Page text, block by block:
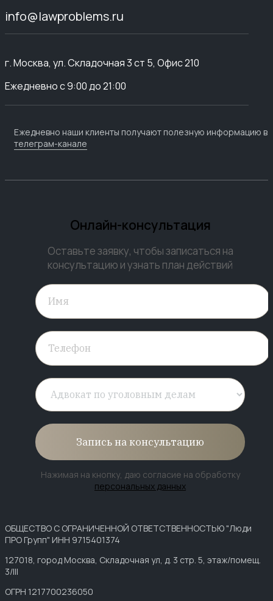
info@lawproblems.ru
г. Москва, ул. Складочная 3 ст 5, Офис 210
Ежедневно с 9:00 до 21:00
Ежедневно наши клиенты получают полезную информацию в
телеграм-канале
Онлайн-консультация
Оставьте заявку, чтобы записаться на
консультацию и узнать план действий
Запись на консультацию
Нажимая на кнопку, даю согласие на обработку
персональных данных
ОБЩЕСТВО С ОГРАНИЧЕННОЙ ОТВЕТСТВЕННОСТЬЮ "Люди
ПРО Групп" ИНН 9715401374
127018, город Москва, Складочная ул, д. 3 стр. 5, этаж/помещ.
3/III
ОГРН 1217700236050